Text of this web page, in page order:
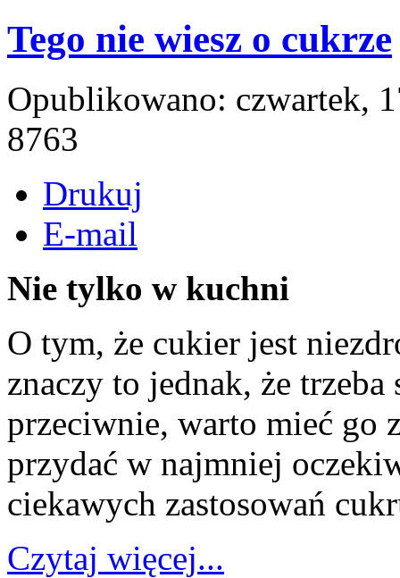
Tego nie wiesz o cukrze
Opublikowano: czwartek,
8763
Drukuj
E-mail
Nie tylko w kuchni
O tym, że cukier jest
znaczy to jednak, że
przeciwnie, warto mieć go
przydać w najmniej
ciekawych zastosowań
Czytaj więcej...